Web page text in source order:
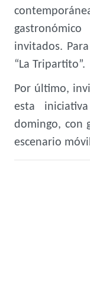
invitados.
“La Tripartito”.
Por último,
esta
domingo, con
escenario